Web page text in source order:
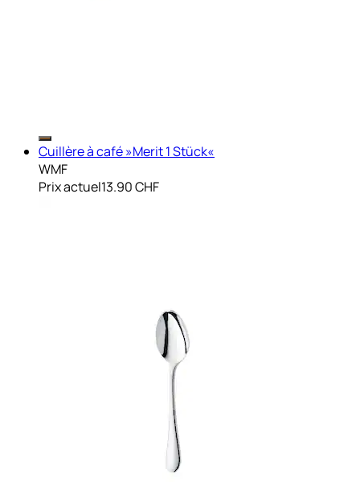
Cuillère à café »Merit 1 Stück«
WMF
Prix actuel13.90 CHF